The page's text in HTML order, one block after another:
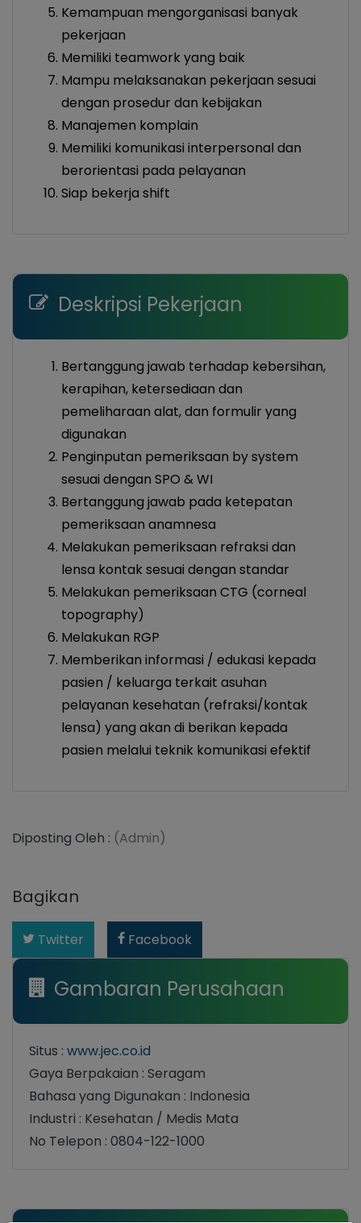
Kemampuan mengorganisasi banyak
pekerjaan
Memiliki teamwork yang baik
Mampu melaksanakan pekerjaan sesuai
dengan prosedur dan kebijakan
Manajemen komplain
Memiliki komunikasi interpersonal dan
berorientasi pada pelayanan
Siap bekerja shift
Deskripsi Pekerjaan
Bertanggung jawab terhadap kebersihan,
kerapihan, ketersediaan dan
pemeliharaan alat, dan formulir yang
digunakan
Penginputan pemeriksaan by system
sesuai dengan SPO & WI
Bertanggung jawab pada ketepatan
pemeriksaan anamnesa
Melakukan pemeriksaan refraksi dan
lensa kontak sesuai dengan standar
Melakukan pemeriksaan CTG (corneal
topography)
Melakukan RGP
Memberikan informasi / edukasi kepada
pasien / keluarga terkait asuhan
pelayanan kesehatan (refraksi/kontak
lensa) yang akan di berikan kepada
pasien melalui teknik komunikasi efektif
Diposting Oleh : (Admin)
Bagikan
Twitter Facebook
Gambaran Perusahaan
Situs : www.jec.co.id
Gaya Berpakaian : Seragam
Bahasa yang Digunakan : Indonesia
Industri : Kesehatan / Medis Mata
No Telepon : 0804-122-1000